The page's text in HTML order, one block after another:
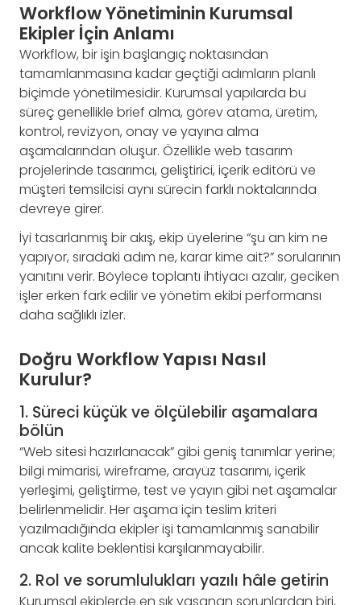
Workflow Yönetiminin Kurumsal
Ekipler İçin Anlamı
Workflow, bir işin başlangıç noktasından
tamamlanmasına kadar geçtiği adımların planlı
biçimde yönetilmesidir. Kurumsal yapılarda bu
süreç genellikle brief alma, görev atama, üretim,
kontrol, revizyon, onay ve yayına alma
aşamalarından oluşur. Özellikle web tasarım
projelerinde tasarımcı, geliştirici, içerik editörü ve
müşteri temsilcisi aynı sürecin farklı noktalarında
devreye girer.
İyi tasarlanmış bir akış, ekip üyelerine “şu an kim ne
yapıyor, sıradaki adım ne, karar kime ait?” sorularının
yanıtını verir. Böylece toplantı ihtiyacı azalır, geciken
işler erken fark edilir ve yönetim ekibi performansı
daha sağlıklı izler.
Doğru Workflow Yapısı Nasıl
Kurulur?
1. Süreci küçük ve ölçülebilir aşamalara
bölün
“Web sitesi hazırlanacak” gibi geniş tanımlar yerine;
bilgi mimarisi, wireframe, arayüz tasarımı, içerik
yerleşimi, geliştirme, test ve yayın gibi net aşamalar
belirlenmelidir. Her aşama için teslim kriteri
yazılmadığında ekipler işi tamamlanmış sanabilir
ancak kalite beklentisi karşılanmayabilir.
2. Rol ve sorumlulukları yazılı hâle getirin
Kurumsal ekiplerde en sık yaşanan sorunlardan biri,